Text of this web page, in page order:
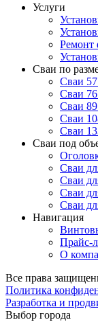
Услуги
Ремонт
Сваи по
Сваи
Сваи
Сваи
Сваи
Сваи
Сваи под
Сваи
Сваи
Сваи
Сваи
Навигация
Прайс-
О
Все права
Политика
Разработка и
Выбор города